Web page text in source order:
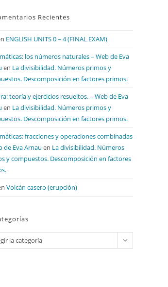
Recientes
ENGLISH UNITS 0 – 4 (FINAL EXAM)
los números naturales – Web de Eva
en La divisibilidad. Números primos y
Descomposición en factores primos.
teoría y ejercicios resueltos. – Web de Eva
en La divisibilidad. Números primos y
Descomposición en factores primos.
fracciones y operaciones combinadas
de Eva Arnau en La divisibilidad. Números
y compuestos. Descomposición en factores
Volcán casero (erupción)
la categoría